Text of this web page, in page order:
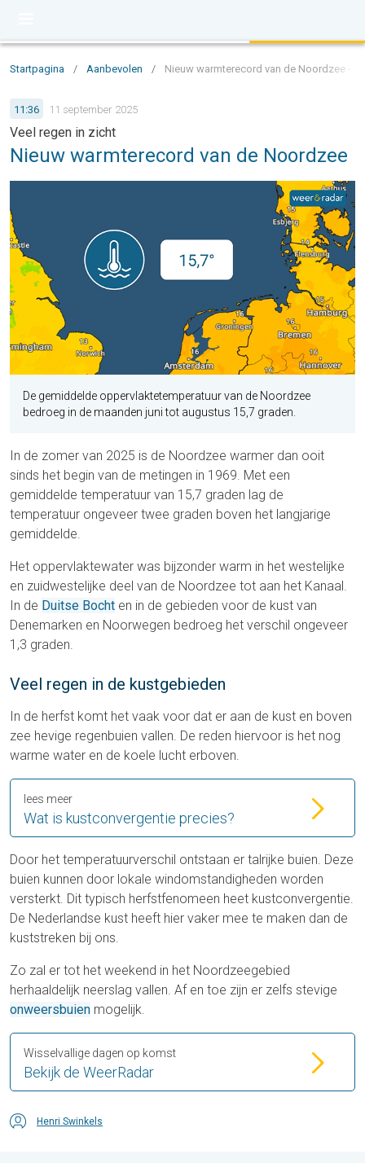
Startpagina / Aanbevolen / Nieuw warmterecord van de Noordzee -
11:36 11 september 2025
Veel regen in zicht
Nieuw warmterecord van de Noordzee
De gemiddelde oppervlaktetemperatuur van de Noordzee
bedroeg in de maanden juni tot augustus 15,7 graden.
In de zomer van 2025 is de Noordzee warmer dan ooit
sinds het begin van de metingen in 1969. Met een
gemiddelde temperatuur van 15,7 graden lag de
temperatuur ongeveer twee graden boven het langjarige
gemiddelde.
Het oppervlaktewater was bijzonder warm in het westelijke
en zuidwestelijke deel van de Noordzee tot aan het Kanaal.
In de Duitse Bocht en in de gebieden voor de kust van
Denemarken en Noorwegen bedroeg het verschil ongeveer
1,3 graden.
Veel regen in de kustgebieden
In de herfst komt het vaak voor dat er aan de kust en boven
zee hevige regenbuien vallen. De reden hiervoor is het nog
warme water en de koele lucht erboven.
Wat is kustconvergentie precies?
lees meer
Door het temperatuurverschil ontstaan er talrijke buien. Deze
buien kunnen door lokale windomstandigheden worden
versterkt. Dit typisch herfstfenomeen heet kustconvergentie.
De Nederlandse kust heeft hier vaker mee te maken dan de
kuststreken bij ons.
Zo zal er tot het weekend in het Noordzeegebied
herhaaldelijk neerslag vallen. Af en toe zijn er zelfs stevige
onweersbuien mogelijk.
Bekijk de WeerRadar
Wisselvallige dagen op komst
Henri Swinkels